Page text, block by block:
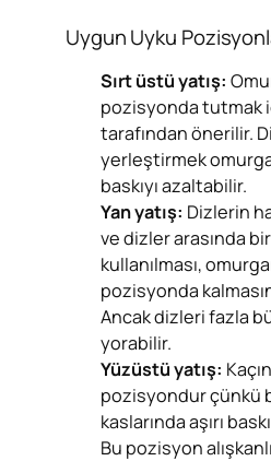
Uygun Uyku
Sırt üstü yatış:
pozisyonda tutmak
tarafından önerilir.
yerleştirmek
baskıyı azaltabilir.
Yan yatış: Dizlerin
ve dizler arasında
kullanılması,
pozisyonda
Ancak dizleri fazla
yorabilir.
Yüzüstü yatış:
pozisyondur çünkü
kaslarında aşırı
Bu pozisyon